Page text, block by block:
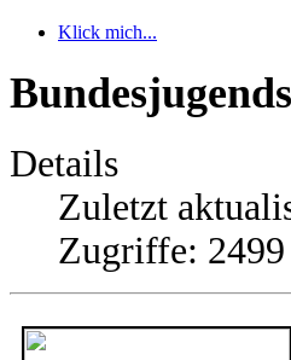
Klick mich...
Details
Zuletzt
Zugriffe: 2499